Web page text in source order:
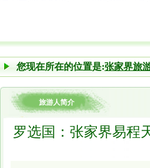
您现在所在的位置是:张家界旅
旅游人简介
罗选国：张家界易程